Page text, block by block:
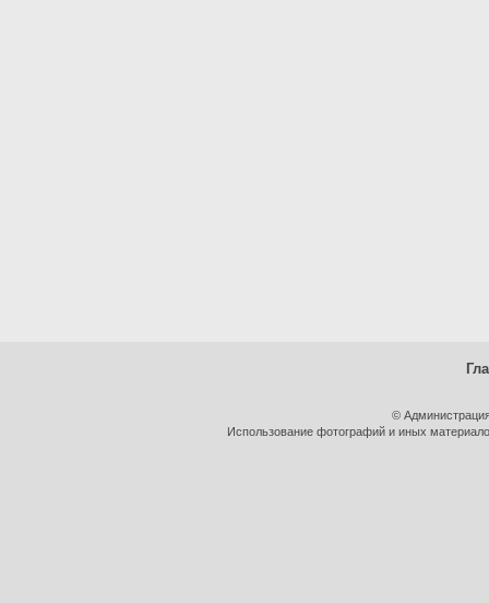
©
Использование фотографий и иных